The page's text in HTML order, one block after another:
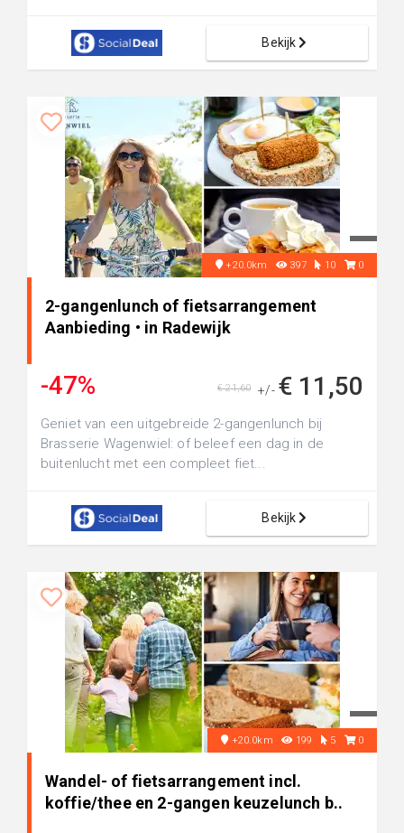
Bekijk
+20.0km 397 10 0
2-gangenlunch of fietsarrangement
Aanbieding • in Radewijk
-47% +/- € 11,50
€ 21,60
Geniet van een uitgebreide 2-gangenlunch bij
Brasserie Wagenwiel: of beleef een dag in de
buitenlucht met een compleet fiet...
Bekijk
+20.0km 199 5 0
Wandel- of fietsarrangement incl.
koffie/thee en 2-gangen keuzelunch b..